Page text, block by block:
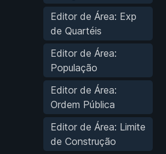
Editor de Área: Exp
de Quartéis
Editor de Área:
População
Editor de Área:
Ordem Pública
Editor de Área: Limite
de Construção